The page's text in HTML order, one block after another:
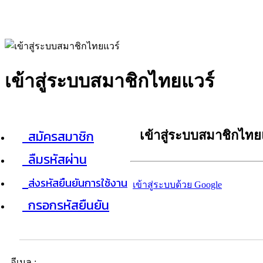
เข้าสู่ระบบสมาชิกไทยแวร์
สมัครสมาชิก
ลืมรหัสผ่าน
ส่งรหัสยืนยันการใช้งาน
กรอกรหัสยืนยัน
เข้าสู่ระบบสมาชิกไท
เข้าสู่ระบบด้วย Google